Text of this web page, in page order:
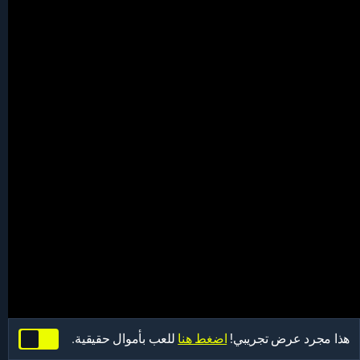
هذا مجرد عرض تجريبي! اضغط هنا للعب بأموال حقيقية.